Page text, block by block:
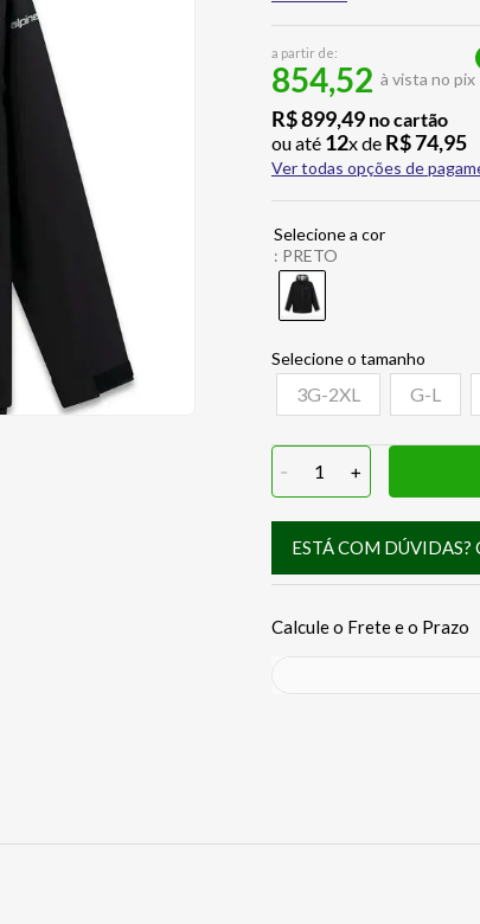
a partir de:
854,52 à vista no pix
R$899,49 no cartão
ou até 12x de R$74,95
Ver todas opções de
: PRETO
3G-2XL G-L
- 1 +
ESTÁ COM DÚVIDAS?